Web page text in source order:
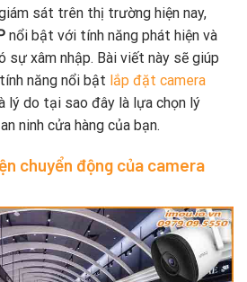
sát trên thị trường hiện nay,
nổi bật với tính năng phát hiện và
sự xâm nhập. Bài viết này sẽ giúp
năng nổi bật lắp đặt camera
lý do tại sao đây là lựa chọn lý
ninh cửa hàng của bạn.
chuyển động của camera